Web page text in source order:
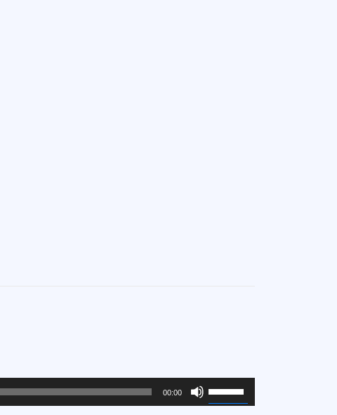
00:00
Используйте
клавиши